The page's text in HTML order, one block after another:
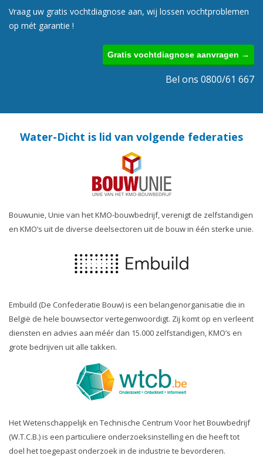
Vraag uw gratis vochtdiagnose aan, wij lossen vochtproblemen
op mét garantie !
Gratis vochtdiagnose aanvragen →
Bel ons 0800/61 667
Water-Dicht is lid van volgende federaties
Bouwunie, Unie van het KMO-bouwbedrijf, verenigt de zelfstandigen
en KMO’s uit de diverse deelsectoren uit de bouw in één sterke unie.
Embuild (De Confederatie Bouw) is een belangenorganisatie die in
België de hele bouwsector vertegenwoordigt. Zij komt op en verleent
diensten en advies aan méér dan 15.000 zelfstandigen, KMO’s en
grote bedrijven uit alle takken.
Het Wetenschappelijk en Technische Centrum Voor het Bouwbedrijf
(W.T.C.B.) is een particuliere onderzoeksinstelling en die heeft tot
doel het toegepast onderzoek in de industrie te bevorderen.